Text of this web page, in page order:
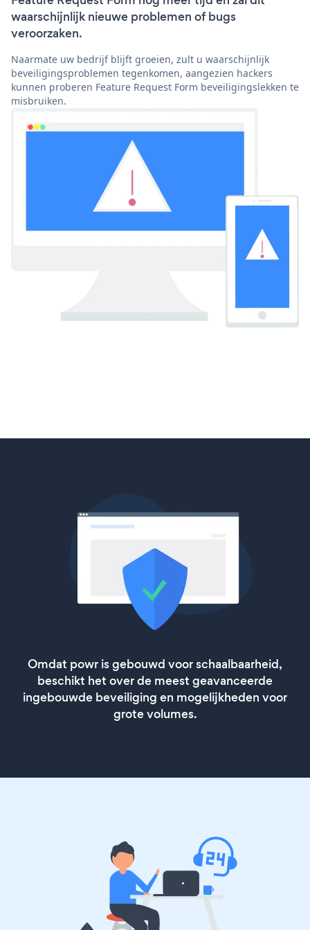
waarschijnlijk nieuwe problemen of bugs
veroorzaken.
Naarmate uw bedrijf blijft groeien, zult u waarschijnlijk
beveiligingsproblemen tegenkomen, aangezien hackers
kunnen proberen Feature Request Form beveiligingslekken te
misbruiken.
Omdat powr is gebouwd voor schaalbaarheid,
beschikt het over de meest geavanceerde
ingebouwde beveiliging en mogelijkheden voor
grote volumes.